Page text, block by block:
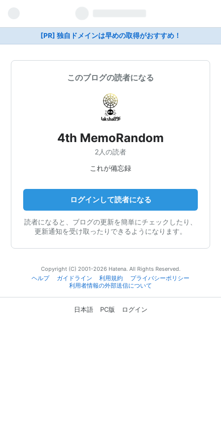
[PR] 独自ドメインは早めの取得がおすすめ！
このブログの読者になる
4th MemoRandom
2人の読者
これが備忘録
ログインして読者になる
読者になると、ブログの更新を簡単にチェックしたり、
更新通知を受け取ったりできるようになります。
Copyright (C) 2001-2026 Hatena. All Rights Reserved.
ヘルプ
ガイドライン 利用規約
プライバシーポリシー
利用者情報の外部送信について
日本語 PC版 ログイン